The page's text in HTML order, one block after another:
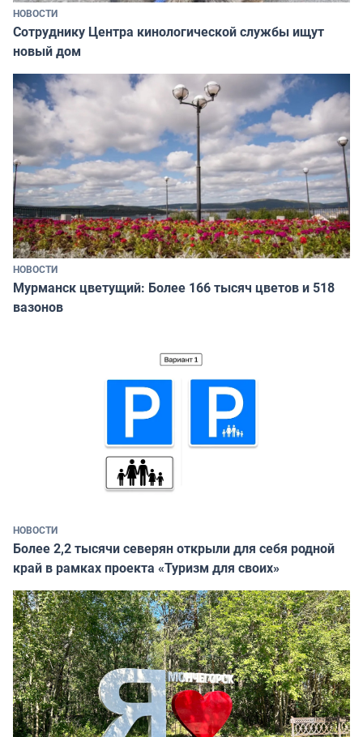
НОВОСТИ
Сотруднику Центра кинологической службы ищут
новый дом
НОВОСТИ
Мурманск цветущий: Более 166 тысяч цветов и 518
вазонов
НОВОСТИ
Более 2,2 тысячи северян открыли для себя родной
край в рамках проекта «Туризм для своих»